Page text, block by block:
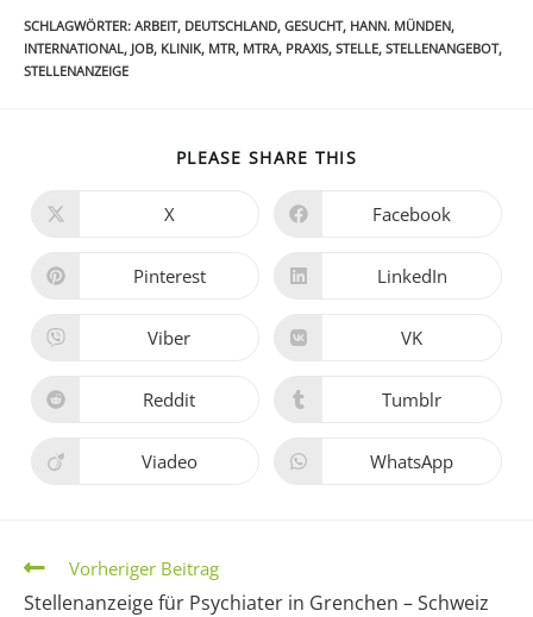
SCHLAGWÖRTER: ARBEIT, DEUTSCHLAND, GESUCHT, HANN. MÜNDEN,
INTERNATIONAL, JOB, KLINIK, MTR, MTRA, PRAXIS, STELLE, STELLENANGEBOT,
STELLENANZEIGE
PLEASE SHARE THIS
X Facebook
Pinterest LinkedIn
Viber VK
Reddit Tumblr
Viadeo WhatsApp
Vorheriger Beitrag
Stellenanzeige für Psychiater in Grenchen – Schweiz